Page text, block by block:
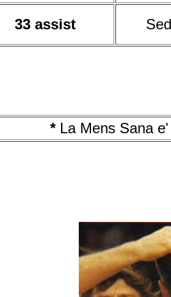
33 assist
*La Mens Sana e'